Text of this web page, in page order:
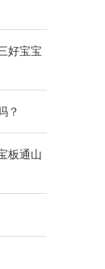
好宝宝
？
板通山